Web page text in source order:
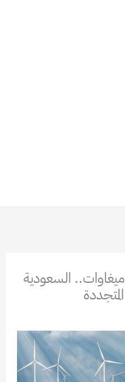
طاقتها الإجمالية 3300 ميغاوات.. السعودية